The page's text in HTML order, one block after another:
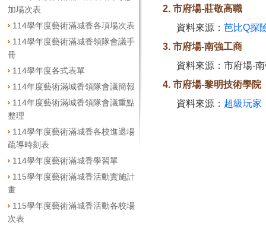
加場次表
114學年度藝術滿城香各項場次表
114學年度藝術滿城香領隊會議手
冊
114學年度各式表單
114年度藝術滿城香領隊會議簡報
114年度藝術滿城香領隊會議重點
整理
114學年度藝術滿城香各校進退場
疏導時刻表
114學年度藝術滿城香學習單
115學年度藝術滿城香活動實施計
畫
115學年度藝術滿城香活動各校場
次表
2. 市府場-莊敬高職
資料來源： 芭比Q探
3. 市府場-南強工商
資料來源：市府場-
4. 市府場-黎明技術學院
資料來源： 超級玩家